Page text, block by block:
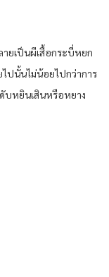
ายเป็น​ผีเสื้อ​กระบี่​หยก​
ปนั้น​ไม่น้อย​ไปกว่า​การ
บ​หยิน​เสิน​หรือ​หยาง​